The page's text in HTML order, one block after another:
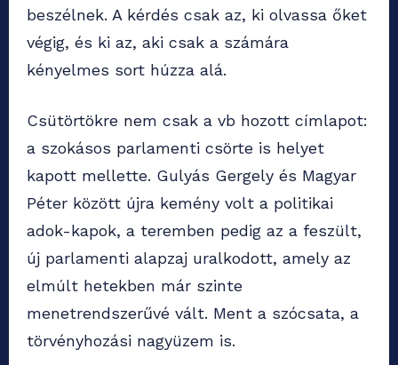
beszélnek. A kérdés csak az, ki olvassa őket
végig, és ki az, aki csak a számára
kényelmes sort húzza alá.
Csütörtökre nem csak a vb hozott címlapot:
a szokásos parlamenti csörte is helyet
kapott mellette. Gulyás Gergely és Magyar
Péter között újra kemény volt a politikai
adok-kapok, a teremben pedig az a feszült,
új parlamenti alapzaj uralkodott, amely az
elmúlt hetekben már szinte
menetrendszerűvé vált. Ment a szócsata, a
törvényhozási nagyüzem is.